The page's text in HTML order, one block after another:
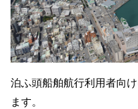
泊ふ頭船舶航行利用者向
ます。